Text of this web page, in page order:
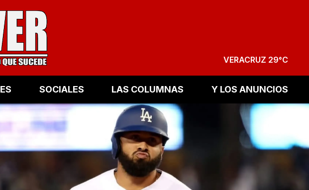
VERACRUZ 29°C
SOCIALES LAS COLUMNAS Y LOS ANUNCIOS